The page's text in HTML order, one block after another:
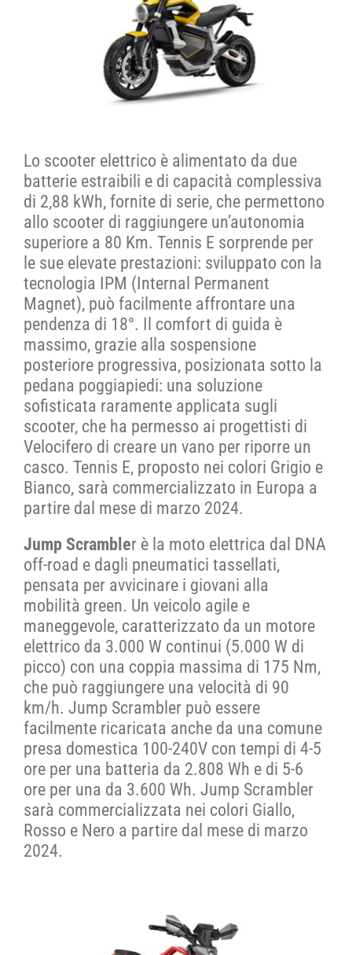
Lo scooter elettrico è alimentato da due
batterie estraibili e di capacità complessiva
di 2,88 kWh, fornite di serie, che permettono
allo scooter di raggiungere un’autonomia
superiore a 80 Km. Tennis E sorprende per
le sue elevate prestazioni: sviluppato con la
tecnologia IPM (Internal Permanent
Magnet), può facilmente affrontare una
pendenza di 18°. Il comfort di guida è
massimo, grazie alla sospensione
posteriore progressiva, posizionata sotto la
pedana poggiapiedi: una soluzione
sofisticata raramente applicata sugli
scooter, che ha permesso ai progettisti di
Velocifero di creare un vano per riporre un
casco. Tennis E, proposto nei colori Grigio e
Bianco, sarà commercializzato in Europa a
partire dal mese di marzo 2024.
Jump Scrambler è la moto elettrica dal DNA
off-road e dagli pneumatici tassellati,
pensata per avvicinare i giovani alla
mobilità green. Un veicolo agile e
maneggevole, caratterizzato da un motore
elettrico da 3.000 W continui (5.000 W di
picco) con una coppia massima di 175 Nm,
che può raggiungere una velocità di 90
km/h. Jump Scrambler può essere
facilmente ricaricata anche da una comune
presa domestica 100-240V con tempi di 4-5
ore per una batteria da 2.808 Wh e di 5-6
ore per una da 3.600 Wh. Jump Scrambler
sarà commercializzata nei colori Giallo,
Rosso e Nero a partire dal mese di marzo
2024.